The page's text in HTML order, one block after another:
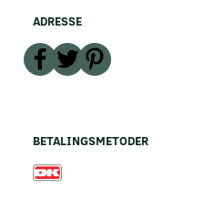
ADRESSE
BETALINGSMETODER